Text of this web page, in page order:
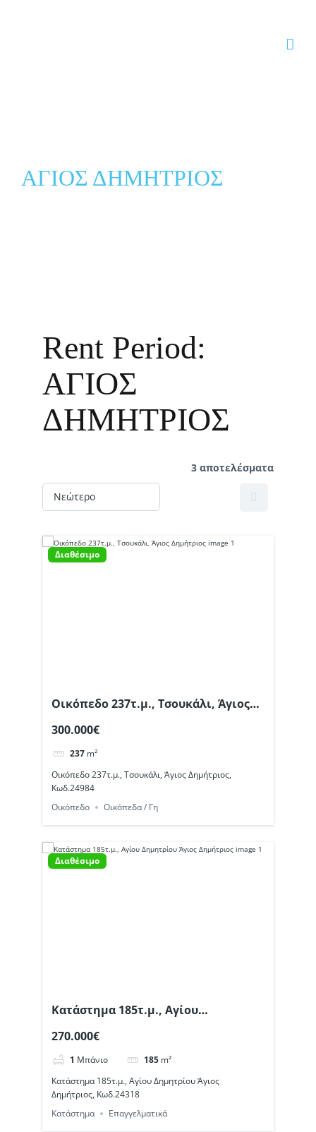
ΑΓΙΟΣ ΔΗΜΗΤΡΙΟΣ
Rent Period:
ΑΓΙΟΣ
ΔΗΜΗΤΡΙΟΣ
3 αποτελέσματα
Διαθέσιμο
Οικόπεδο 237τ.μ., Τσουκάλι, Άγιος
300.000€
237 m²
Οικόπεδο 237τ.μ., Τσουκάλι, Άγιος Δημήτριος,
Κωδ.24984
Οικόπεδο
Οικόπεδα / Γη
Διαθέσιμο
Κατάστημα 185τ.μ., Αγίου
Κωδ.24318
270.000€
1 Μπάνιο 185 m²
Κατάστημα 185τ.μ., Αγίου Δημητρίου Άγιος
Δημήτριος, Κωδ.24318
Κατάστημα
Επαγγελματικά